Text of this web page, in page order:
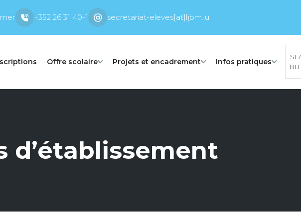
+352 26 31 40-1 secretariat-eleves[at]ljbm.lu
Offre scolaire Projets et encadrement Infos pratiques
d’établissement